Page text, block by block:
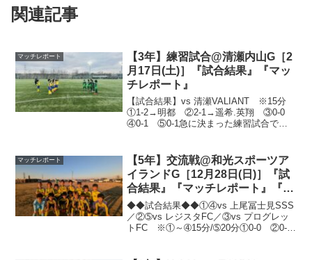
関連記事
マッチレポート
【3年】練習試合@清瀬内山G［2
月17日(土)］『試合結果』『マッ
チレポート』
【試合結果】vs 清瀬VALIANT ※15分
①1-2→明都 ②2-1→遥希.英翔 ③0-0
④0-1 ⑤0-1急に決まった練習試合で、1
ダレた試合でした💦何がしたいの...
マッチレポート
【5年】交流戦@和光スポーツア
イランドG［12月28日(日)］『試
合結果』『マッチレポート』『試
合動画』
◆◆試合結果◆◆①④vs 上尾冨士見SSS
／②➄vs レジスタFC／③vs プログレッ
トFC ※①～➃15分/➄20分①0-0 ②0-